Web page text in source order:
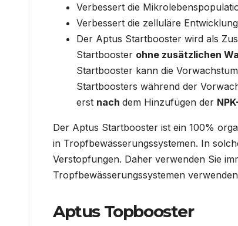
Verbessert die
Verbessert die zelluläre
Der Aptus Startbooster wird als
Startbooster ohne zusätzlichen
Startbooster kann die
Startboosters während der
erst nach dem Hinzufügen der
Der Aptus Startbooster ist ein 100%
in Tropfbewässerungssystemen. In
Verstopfungen. Daher verwenden Sie
Tropfbewässerungssystemen
Aptus Topbooster